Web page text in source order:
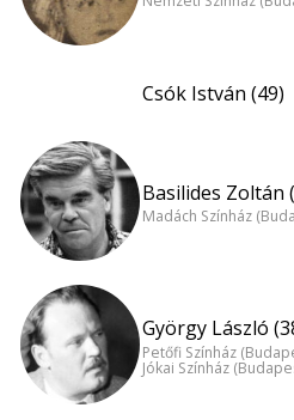
Csók István (49)
Basilides Zoltán
Madách Színház
György László
Petőfi Színház
Jókai Színház